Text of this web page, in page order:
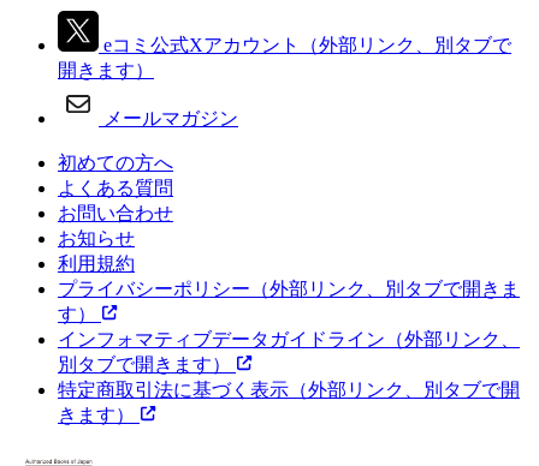
eコミ公式Xアカウント
（外部リンク、別タブで
開きます）
メールマガジン
初めての方へ
よくある質問
お問い合わせ
お知らせ
利用規約
プライバシーポリシー （外部リンク、別タブで開きま
す）
インフォマティブデータガイドライン （外部リンク、
別タブで開きます）
特定商取引法に基づく表示 （外部リンク、別タブで開
きます）